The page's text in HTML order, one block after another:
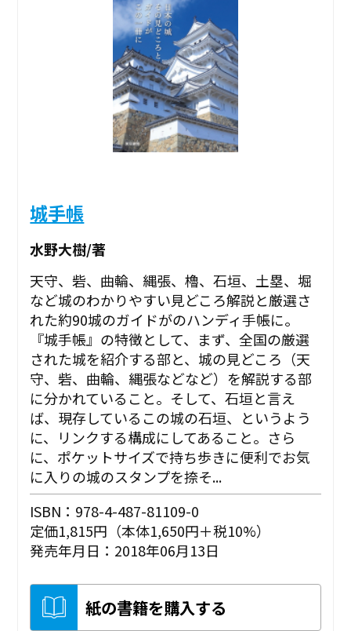
城手帳
水野大樹/著
天守、砦、曲輪、縄張、櫓、石垣、土塁、堀
など城のわかりやすい見どころ解説と厳選さ
れた約90城のガイドがのハンディ手帳に。
『城手帳』の特徴として、まず、全国の厳選
された城を紹介する部と、城の見どころ（天
守、砦、曲輪、縄張などなど）を解説する部
に分かれていること。そして、石垣と言え
ば、現存しているこの城の石垣、というよう
に、リンクする構成にしてあること。さら
に、ポケットサイズで持ち歩きに便利でお気
に入りの城のスタンプを捺そ...
ISBN：978-4-487-81109-0
定価1,815円（本体1,650円＋税10%）
発売年月日：2018年06月13日
紙の書籍を購入する